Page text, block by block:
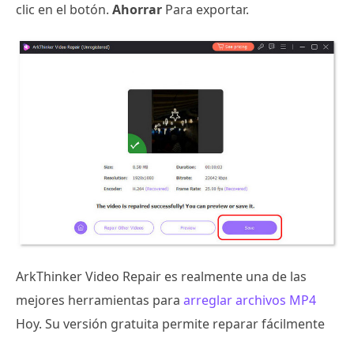
clic en el botón. Ahorrar Para exportar.
ArkThinker Video Repair es realmente una de las
mejores herramientas para arreglar archivos MP4
Hoy. Su versión gratuita permite reparar fácilmente